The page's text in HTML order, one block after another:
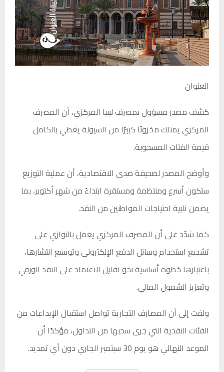
العنوان
كشف مصدر مسؤول بمصرف ليبيا المركزي، أن المصرف
المركزي يمتلك مخزونًا كبيرًا من السيولة يغطي بالكامل
قيمة الفئات المسحوبة.
وأوضح المصدر لصحيفة صدى الاقتصادية، أن عملية التوزيع
ستكون أسرع ومنتظمة ومستقرة ابتداءً من شهر أكتوبر، بما
يضمن تلبية احتياجات المواطنين من النقد.
كما شدّد على أن المصرف المركزي يعمل بالتوازي على
تشجيع استخدام وسائل الدفع الإلكتروني وتوسيع انتشارها،
باعتبارها خطوة أساسية نحو تقليل الاعتماد على النقد الورقي
وتعزيز الشمول المالي.
ولفت إلى أن المصارف التجارية تواصل استقبال الإيداعات من
الفئات النقدية التي جرى سحبها من التداول، مؤكدًا أن
الموعد النهائي هو يوم 30 سبتمبر الجاري دون أي تمديد.